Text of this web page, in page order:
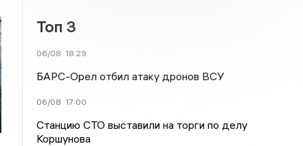
Топ 3
06/08 18:29
БАРС-Орел отбил атаку дронов ВСУ
06/08 17:00
Станцию СТО выставили на торги по делу
Коршунова